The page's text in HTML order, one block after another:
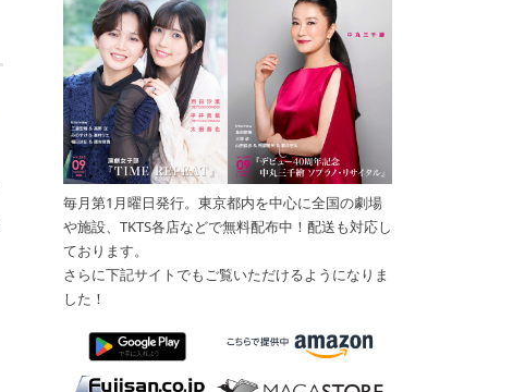
毎月第1月曜日発行。東京都内を中心に全国の劇場
や施設、TKTS各店などで無料配布中！配送も対応し
ております。
さらに下記サイトでもご覧いただけるようになりま
した！